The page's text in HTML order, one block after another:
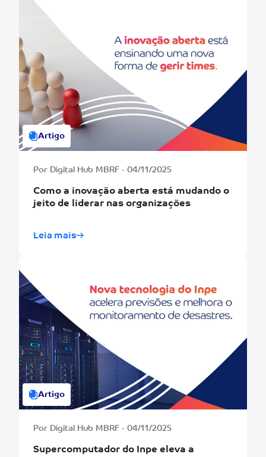
Artigo
Por Digital Hub MBRF - 04/11/2025
Como a inovação aberta está mudando o
jeito de liderar nas organizações
Leia mais
Artigo
Por Digital Hub MBRF - 04/11/2025
Supercomputador do Inpe eleva a